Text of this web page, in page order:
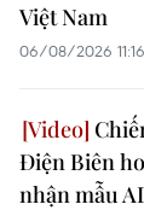
Việt Nam
06/08/2026 11:16
Điện Biên
nhận mẫu